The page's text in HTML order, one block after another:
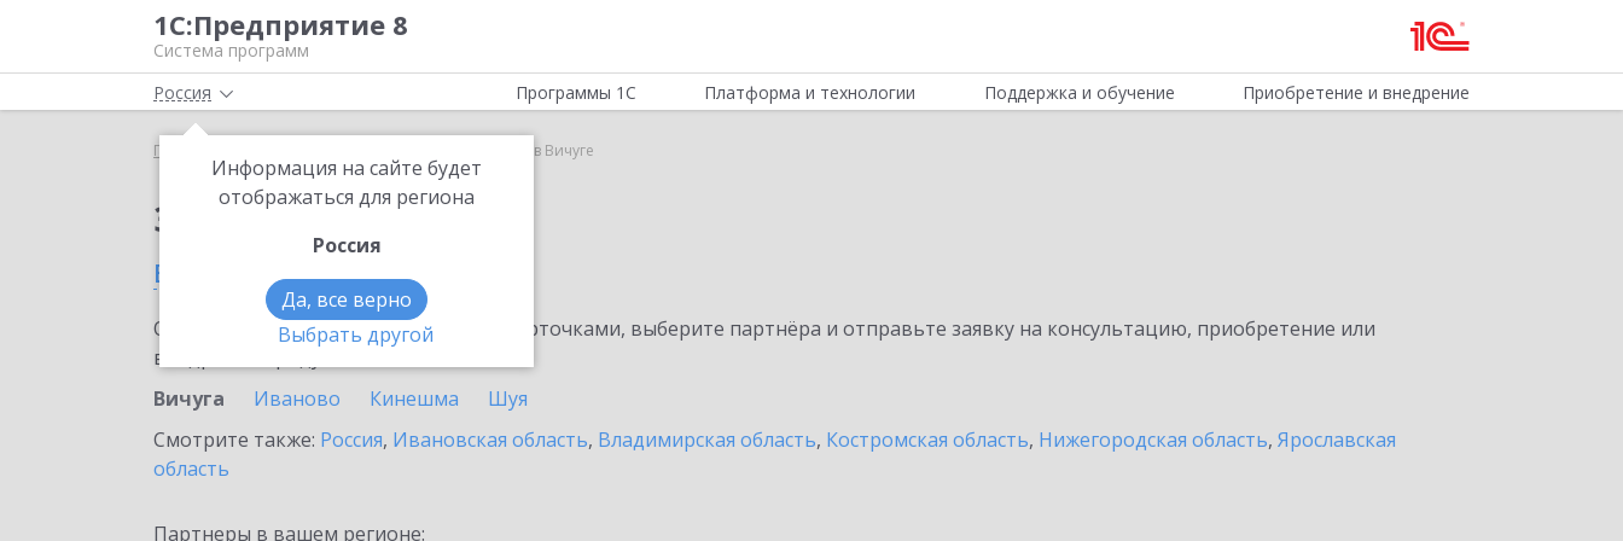
1С:Предприятие 8
Система программ
Россия
Информация на сайте будет
отображаться для региона
Россия
Да, все верно
Выбрать другой
Программы 1С Платформа и технологии Поддержка и обучение Приобретение и внедрение
Главная 1С:Лизинг в Вичуге
Заказать 1С:Лизинг
в Вичуге
Ознакомьтесь с информационными карточками, выберите партнёра и отправьте заявку на консультацию, приобретение или
внедрение продукта.
Вичуга
Иваново Кинешма
Шуя
Смотрите также: Россия, Ивановская область, Владимирская область, Костромская область, Нижегородская область, Ярославская
область
Партнеры в вашем регионе: